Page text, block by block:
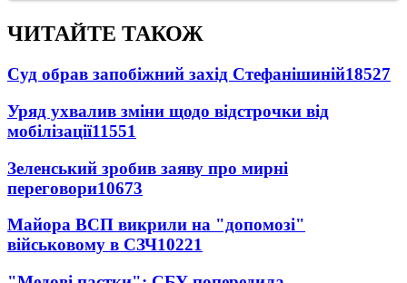
ЧИТАЙТЕ ТАКОЖ
Суд обрав запобіжний захід Стефанішиній18527
Уряд ухвалив зміни щодо відстрочки від
мобілізації11551
Зеленський зробив заяву про мирні
переговори10673
Майора ВСП викрили на "допомозі"
військовому в СЗЧ10221